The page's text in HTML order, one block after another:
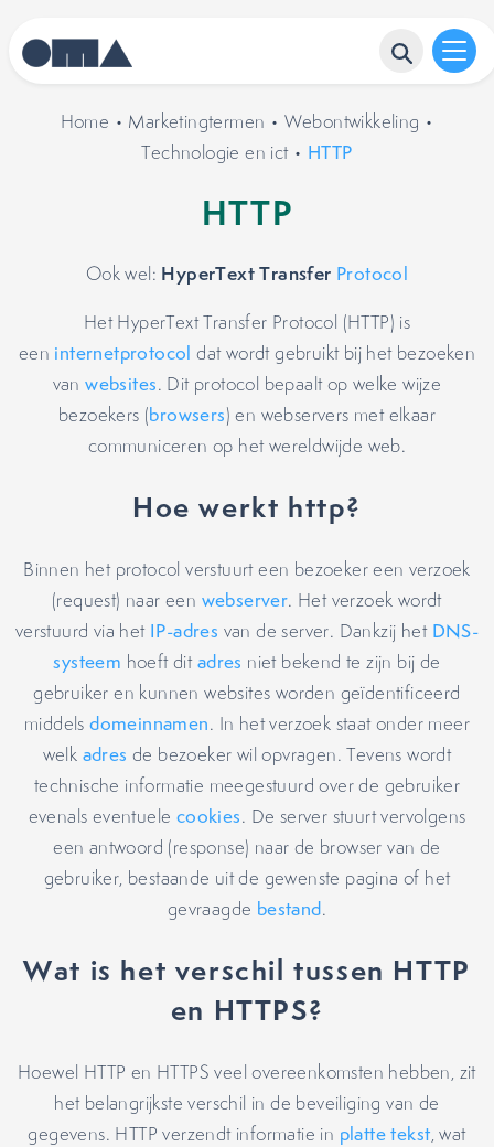
Home • Marketingtermen • Webontwikkeling •
Technologie en ict• HTTP
HTTP
Ook wel: HyperText Transfer Protocol
Het HyperText Transfer Protocol (HTTP) is
een internetprotocol dat wordt gebruikt bij het bezoeken
vanwebsites. Dit protocol bepaalt op welke wijze
bezoekers (browsers) en webservers met elkaar
communiceren op het wereldwijde web.
Hoe werkt http?
Binnen het protocol verstuurt een bezoeker een verzoek
(request) naar een webserver. Het verzoek wordt
verstuurd via het IP-adres van de server. Dankzij het DNS-
systeem hoeft ditadres niet bekend te zijn bij de
gebruiker en kunnen websites worden geïdentificeerd
middelsdomeinnamen. In het verzoek staat onder meer
welk adres de bezoeker wil opvragen. Tevens wordt
technische informatie meegestuurd over de gebruiker
evenals eventuele cookies. De server stuurt vervolgens
een antwoord (response) naar de browser van de
gebruiker, bestaande uit de gewenste pagina of het
gevraagde bestand.
Wat is het verschil tussen HTTP
en HTTPS?
Hoewel HTTP en HTTPS veel overeenkomsten hebben, zit
het belangrijkste verschil in de beveiliging van de
gegevens. HTTP verzendt informatie in platte tekst, wat